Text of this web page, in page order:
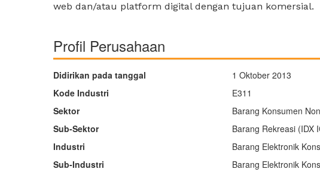
web dan/atau platform digital dengan tujuan komersial.
Profil Perusahaan
Didirikan pada tanggal
1 Oktober 2013
Kode Industri
E311
Sektor
Barang Konsumen
Sub-Sektor
Barang Rekreasi (IDX
Industri
Barang Elektronik
Sub-Industri
Barang Elektronik